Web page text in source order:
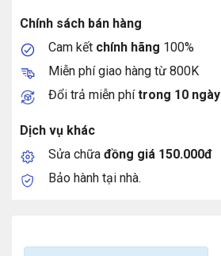
Chính sách bán hàng
Cam kết chính hãng 100%
Miễn phí giao hàng từ 800K
Đổi trả miễn phítrong 10 ngày
Dịch vụ khác
Sửa chữa đồng giá 150.000đ
Bảo hành tại nhà.